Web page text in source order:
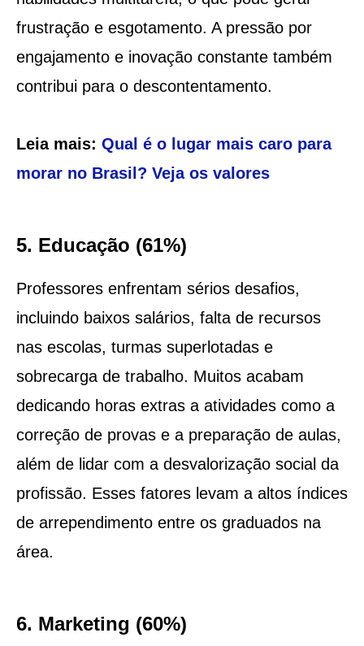
frustração e esgotamento. A pressão por
engajamento e inovação constante também
contribui para o descontentamento.
Leia mais: Qual é o lugar mais caro para
morar no Brasil? Veja os valores
5. Educação (61%)
Professores enfrentam sérios desafios,
incluindo baixos salários, falta de recursos
nas escolas, turmas superlotadas e
sobrecarga de trabalho. Muitos acabam
dedicando horas extras a atividades como a
correção de provas e a preparação de aulas,
além de lidar com a desvalorização social da
profissão. Esses fatores levam a altos índices
de arrependimento entre os graduados na
área.
6. Marketing (60%)